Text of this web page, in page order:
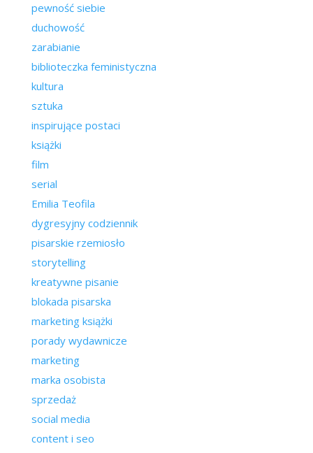
pewność siebie
duchowość
zarabianie
biblioteczka feministyczna
kultura
sztuka
inspirujące postaci
książki
film
serial
Emilia Teofila
dygresyjny codziennik
pisarskie rzemiosło
storytelling
kreatywne pisanie
blokada pisarska
marketing książki
porady wydawnicze
marketing
marka osobista
sprzedaż
social media
content i seo